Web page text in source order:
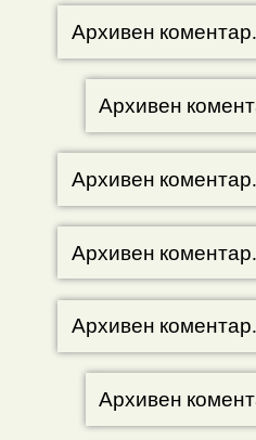
Архивен коментар.
Архивен
Архивен коментар.
Архивен коментар.
Архивен коментар.
Архивен